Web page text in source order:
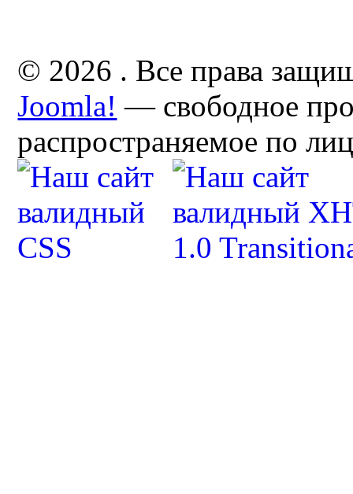
© 2026 . Все права
Joomla! — свободное
распространяемое по